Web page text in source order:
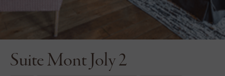
Suite Mont Joly 2